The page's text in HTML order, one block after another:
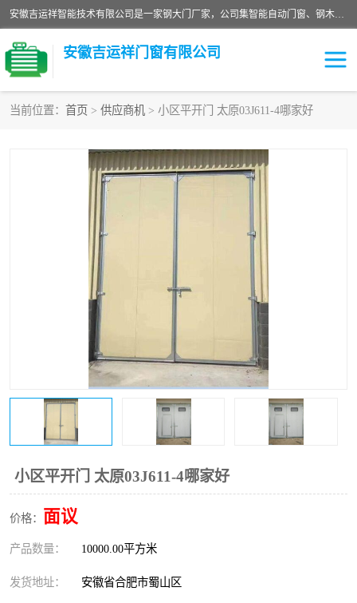
安徽吉运祥智能技术有限公司是一家钢大门厂家，公司集智能自动门窗、钢木门、特种门窗、工业门窗、图集门窗、定制门窗、非标门窗等通道产品的研发设计、制作、安装于一体的综合性、性高新技术企业。
安徽吉运祥门窗有限公司
当前位置： 首页 > 供应商机 > 小区平开门 太原03J611-4哪家好
小区平开门 太原03J611-4哪家好
价格： 面议
产品数量： 10000.00平方米
发货地址： 安徽省合肥市蜀山区
变压器室门窗
工业电动折叠门
安全逃生门
工业平开门 监狱门及监狱设备
变压器室配电房门 钢大门厂家
彩钢板门